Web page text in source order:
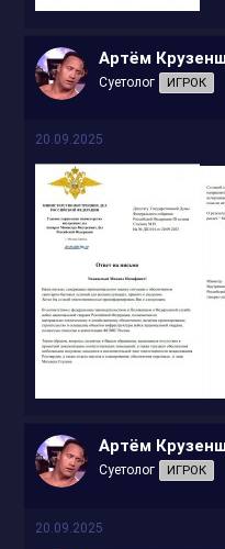
Артём
Суетолог ИГРОК
20.09.2025
Артём
Суетолог ИГРОК
20.09.2025